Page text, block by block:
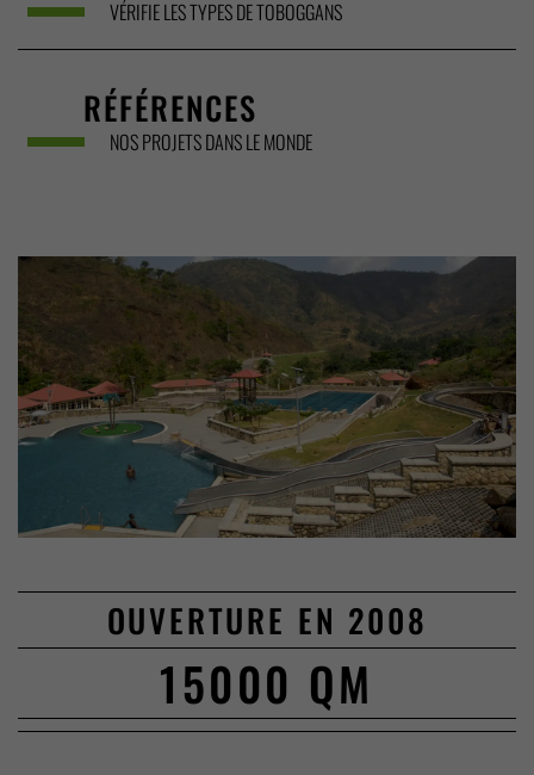
VÉRIFIE LES TYPES DE TOBOGGANS
RÉFÉRENCES
NOS PROJETS DANS LE MONDE
OUVERTURE EN 2008
15000 QM